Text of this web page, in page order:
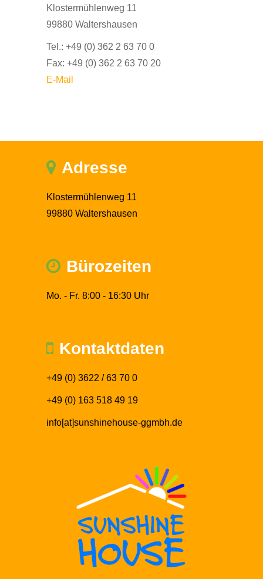
Klostermühlenweg 11
99880 Waltershausen
Tel.: +49 (0) 362 2 63 70 0
Fax: +49 (0) 362 2 63 70 20
E-Mail
Adresse
Klostermühlenweg 11
99880 Waltershausen
Bürozeiten
Mo. - Fr. 8:00 - 16:30 Uhr
Kontaktdaten
+49 (0) 3622 / 63 70 0
+49 (0) 163 518 49 19
info[at]sunshinehouse-ggmbh.de